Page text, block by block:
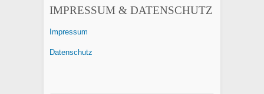
IMPRESSUM & DATENSCHUTZ
Impressum
Datenschutz